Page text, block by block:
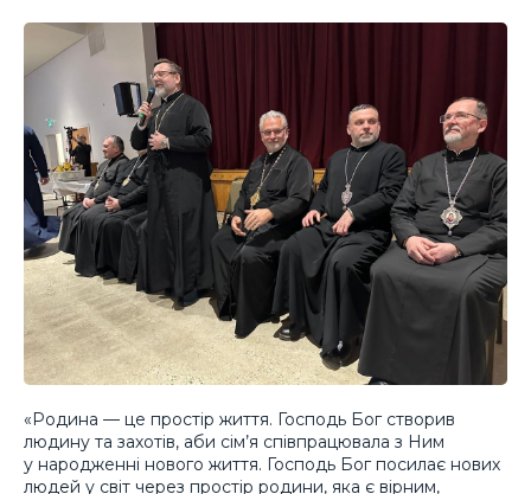
«Родина — це простір життя. Господь Бог створив
людину та захотів, аби сім’я співпрацювала з Ним
у народженні нового життя. Господь Бог посилає нових
людей у світ через простір родини, яка є вірним,